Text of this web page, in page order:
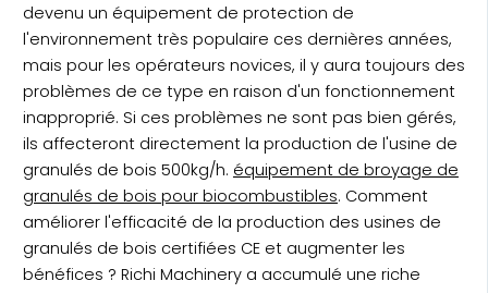
devenu un équipement de protection de
l'environnement très populaire ces dernières années,
mais pour les opérateurs novices, il y aura toujours des
problèmes de ce type en raison d'un fonctionnement
inapproprié. Si ces problèmes ne sont pas bien gérés,
ils affecteront directement la production de l'usine de
granulés de bois 500kg/h. équipement de broyage de
granulés de bois pour biocombustibles. Comment
améliorer l'efficacité de la production des usines de
granulés de bois certifiées CE et augmenter les
bénéfices ? Richi Machinery a accumulé une riche